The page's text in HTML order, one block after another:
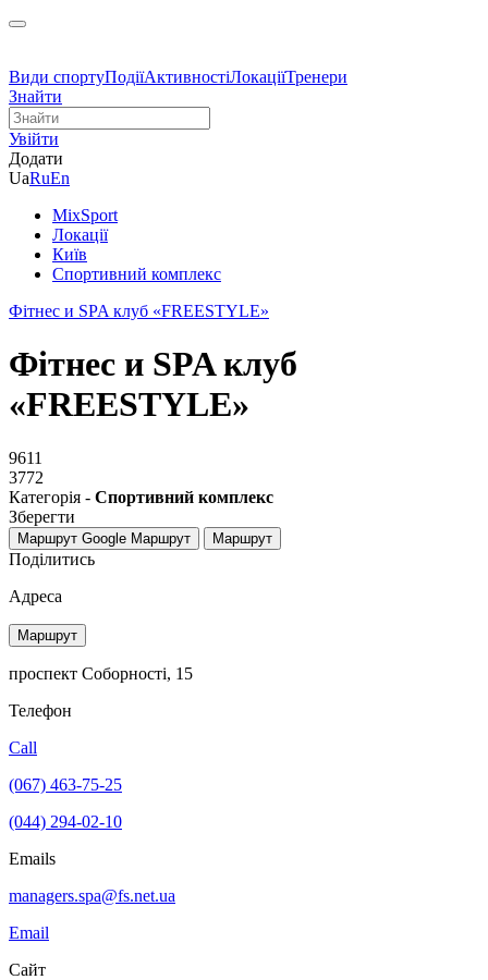
Види спортуПодіїАктивностіЛокаціїТренери
Знайти
Увійти
Додати
UaRuEn
MixSport
Локації
Київ
Спортивний комплекс
Фітнес и SPA клуб «FREESTYLE»
Фітнес и SPA клуб
«FREESTYLE»
9611
3772
Категорія - Спортивний комплекс
Зберегти
Маршрут Google Маршрут Маршрут
Поділитись
Адреса
Маршрут
проспект Соборності, 15
Телефон
Call
(067) 463-75-25
(044) 294-02-10
Emails
managers.spa@fs.net.ua
Email
Сайт